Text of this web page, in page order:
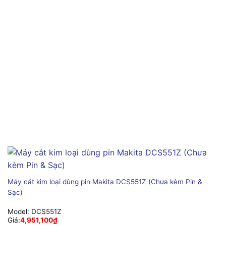
Máy cắt kim loại dùng pin Makita DCS551Z (Chưa kèm Pin &
Sạc)
Model: DCS551Z
Giá:4,951,100₫